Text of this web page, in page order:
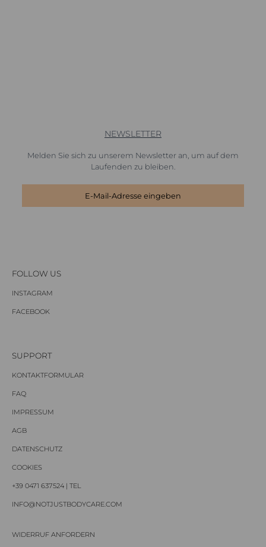
NEWSLETTER
Melden Sie sich zu unserem Newsletter an, um auf dem
Laufenden zu bleiben.
FOLLOW US
INSTAGRAM
FACEBOOK
SUPPORT
KONTAKTFORMULAR
FAQ
IMPRESSUM
AGB
DATENSCHUTZ
COOKIES
+39 0471 637524 | TEL
INFO@NOTJUSTBODYCARE.COM
WIDERRUF ANFORDERN